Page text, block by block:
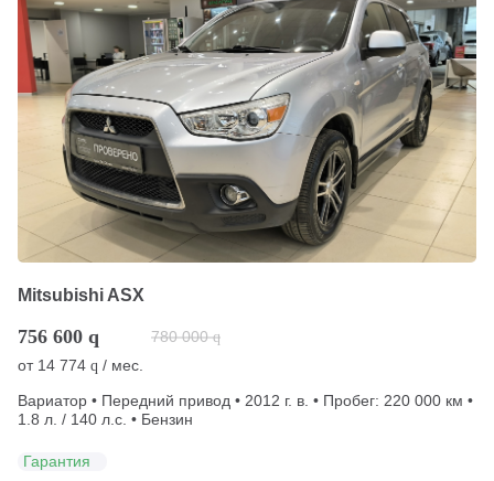
Mitsubishi ASX
756 600 q 780 000 q
от 14 774 q / мес.
Вариатор • Передний привод • 2012 г. в. • Пробег: 220 000 км •
1.8 л. / 140 л.с. • Бензин
Гарантия